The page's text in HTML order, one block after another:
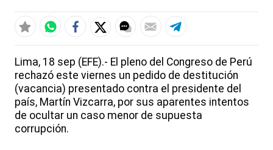
Lima, 18 sep (EFE).- El pleno del Congreso de Perú
rechazó este viernes un pedido de destitución
(vacancia) presentado contra el presidente del
país, Martín Vizcarra, por sus aparentes intentos
de ocultar un caso menor de supuesta
corrupción.